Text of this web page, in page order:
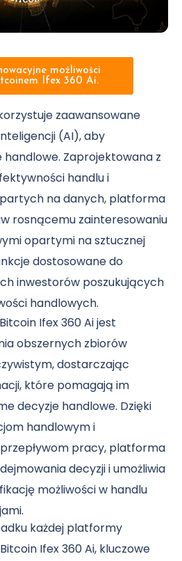
możliwości
Ifex 360 Ai.
zaawansowane
(AI), aby
Zaprojektowana z
handlu i
na danych, platforma
rosnącemu zainteresowaniu
opartymi na sztucznej
dostosowane do
inwestorów poszukujących
handlowych.
Ifex 360 Ai jest
obszernych zbiorów
dostarczając
które pomagają im
decyzje handlowe. Dzięki
handlowym i
pracy, platforma
decyzji i umożliwia
możliwości w handlu
każdej platformy
Ifex 360 Ai, kluczowe